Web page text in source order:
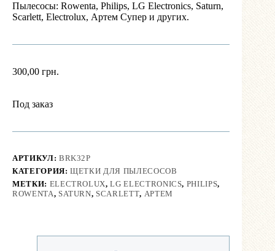
Пылесосы: Rowenta, Philips, LG Electronics, Saturn,
Scarlett, Electrolux, Артем Супер и других.
300,00 грн.
Под заказ
АРТИКУЛ: BRK32P
КАТЕГОРИЯ:ЩЕТКИ ДЛЯ ПЫЛЕСОСОВ
МЕТКИ: ELECTROLUX,LG ELECTRONICS, PHILIPS,
ROWENTA, SATURN, SCARLETT, АРТЕМ